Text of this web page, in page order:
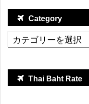
Category
Thai Baht Rate